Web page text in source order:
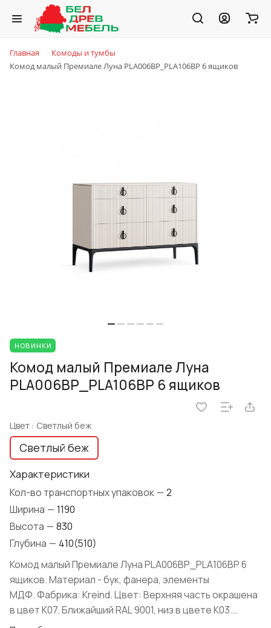
Главная
Комоды и тумбы
Комод малый Премиале Луна PLA006BP_PLA106BP 6 ящиков
НОВИНКИ
Комод малый Премиале Луна
PLA006BP_PLA106BP 6 ящиков
Цвет : Светлый беж
Светлый беж
Характеристики
Кол-во транспортных упаковок — 2
Ширина — 1190
Высота — 830
Глубина — 410(510)
Комод малый Премиале Луна PLA006BP_PLA106BP 6
ящиков. Материал - бук, фанера, элементы
МДФ. Фабрика: Kreind. Цвет: Верхняя часть окрашена
в цвет K07. Ближайший RAL 9001, низ в цвете K03.
Ближайший RAL 9005. Форма поставки: в разобранном